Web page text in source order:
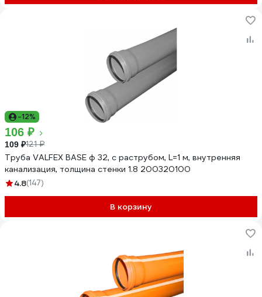
-12%
106 ₽
109 ₽121 ₽
Труба VALFEX BASE ф 32, с раструбом, L=1 м, внутренняя
канализация, толщина стенки 1.8 200320100
4.8(147)
В корзину